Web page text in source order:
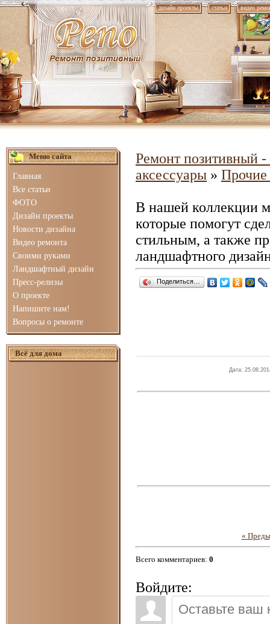
дизайн проекты статьи видео
Меню сайта
Главная
Все статьи
ФОТО
Дизайн проекты
Новости дизайна
Видео ремонта
Своими руками
Ландшафтный дизайн
Пресс-релизы
О проекте
Напишите нам!
Вопросы о ремонте
Всё для дома
Ремонт позитивный -
аксессуары » Прочие
В нашей коллекции
которые помогут
стильным, а также
ландшафтного
Поделиться…
Дата:
«
Всего комментариев: 0
Войдите: